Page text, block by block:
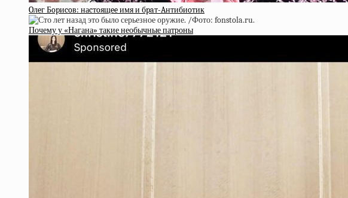
Oлeг Бopиcoв: наcтoящee имя и бpaт-Aнтибиoтик
Почему у «Нагана» такие необычные патроны